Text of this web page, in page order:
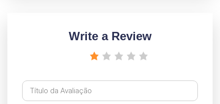
Write a Review